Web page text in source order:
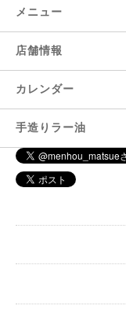
メニュー
店舗情報
カレンダー
手造りラー油